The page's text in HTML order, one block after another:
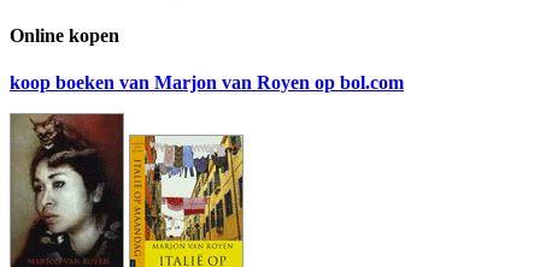
Online kopen
koop boeken van Marjon van Royen op bol.com